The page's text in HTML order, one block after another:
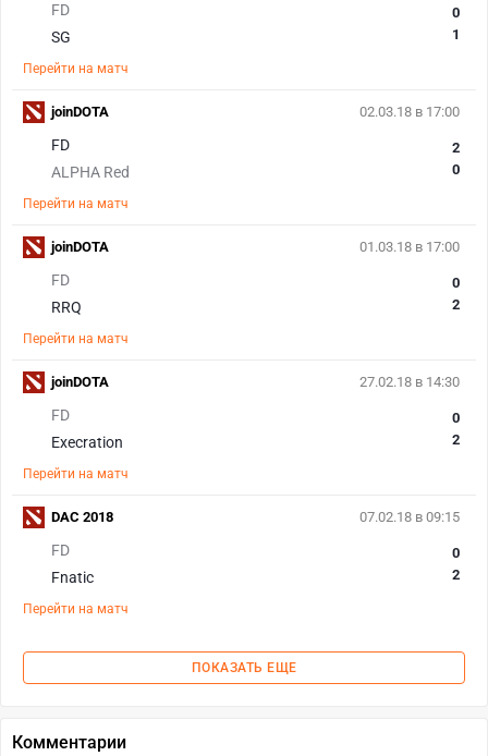
FD
SG
0
1
Перейти на матч
02.03.18 в 17:00
FD
ALPHA Red
2
0
Перейти на матч
joinDOTA
01.03.18 в 17:00
FD
RRQ
0
2
Перейти на матч
joinDOTA
27.02.18 в 14:30
FD
Execration
0
2
Перейти на матч
joinDOTA
07.02.18 в 09:15
FD
Fnatic
0
2
Перейти на матч
DAC 2018
ПОКАЗАТЬ ЕЩЕ
Комментарии